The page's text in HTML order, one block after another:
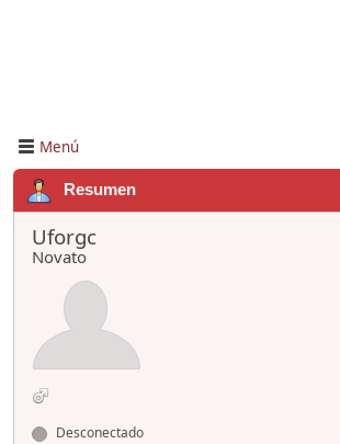
Menú
Resumen
Uforgc
Novato
Desconectado